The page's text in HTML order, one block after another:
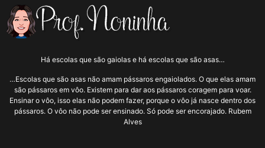
Há escolas que são gaiolas e há escolas que são asas…
…Escolas que são asas não amam pássaros engaiolados. O que elas amam
são pássaros em vôo. Existem para dar aos pássaros coragem para voar.
Ensinar o vôo, isso elas não podem fazer, porque o vôo já nasce dentro dos
pássaros. O vôo não pode ser ensinado. Só pode ser encorajado. Rubem
Alves